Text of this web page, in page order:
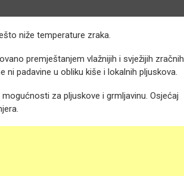
niže temperature zraka.
premještanjem vlažnijih i svježijih zračnih
padavine u obliku kiše i lokalnih pljuskova.
za pljuskove i grmljavinu. Osjećaj